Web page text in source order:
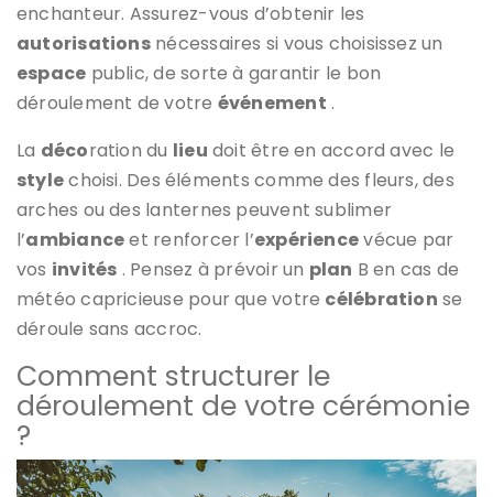
enchanteur. Assurez-vous d’obtenir les
autorisationsnécessaires si vous choisissez un
espace public, de sorte à garantir le bon
déroulement de votre événement .
La décoration du lieu doit être en accord avec le
stylechoisi. Des éléments comme des fleurs, des
arches ou des lanternes peuvent sublimer
l’ambianceet renforcer l’expériencevécue par
vos invités . Pensez à prévoir un plan B en cas de
météo capricieuse pour que votre célébration se
déroule sans accroc.
Comment structurer le
déroulement de votre cérémonie
?